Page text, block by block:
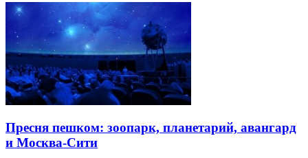
Пресня пешком: зоопарк, планетарий, авангард
и Москва-Сити